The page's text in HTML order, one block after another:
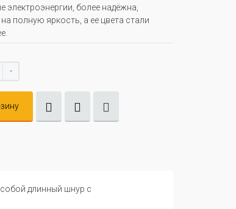
электроэнергии, более надёжна,
полную яркость, а ее цвета стали
-
длинный шнур с